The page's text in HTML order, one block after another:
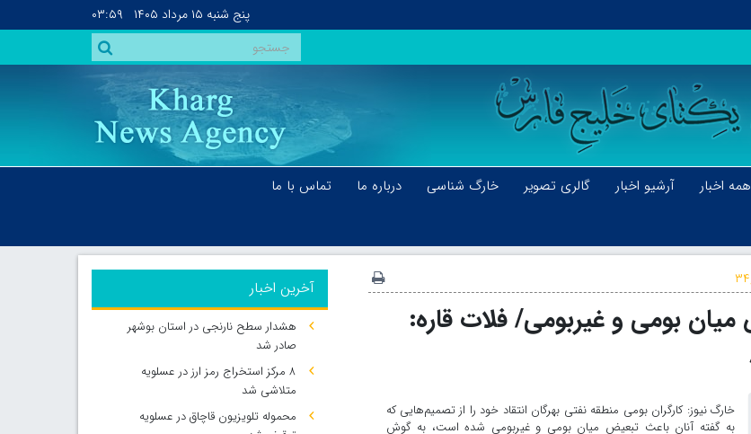
پنج شنبه ۱۵ مرداد ۱۴۰۵ ۰۳:۵۹
همه اخبار آرشیو اخبار گالری تصویر خارگ شناسی درباره ما
تماس با ما
میان بومی و غیربومی/ فلات قاره:
خارگ نیوز: کارگران بومی منطقه نفتی بهرگان انتقاد خود را از تصمیم‌هایی که
به گفته آنان باعث تبعیض میان بومی و غیربومی شده است، به گوش
آخرین اخبار
هشدار سطح نارنجی در استان بوشهر
صادر شد
۸ مرکز استخراج رمز ارز در عسلویه
متلاشی شد
محموله تلویزیون قاچاق در عسلویه